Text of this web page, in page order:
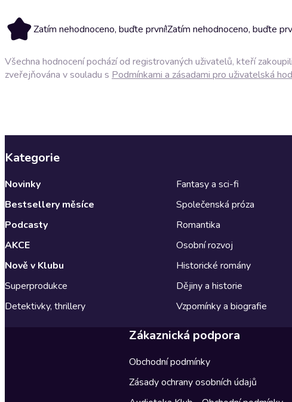
Zatím nehodnoceno, buďte první!Zatím nehodnoceno, buďte
Všechna hodnocení pochází od registrovaných uživatelů, kteří
zveřejňována v souladu s Podmínkami a zásadami pro uživatelská
Kategorie
Novinky
Bestsellery měsíce
Podcasty
AKCE
Nově v Klubu
Superprodukce
Detektivky, thrillery
Fantasy a sci-fi
Společenská próza
Romantika
Osobní rozvoj
Historické romány
Dějiny a historie
Vzpomínky a biografie
Zákaznická podpora
Obchodní podmínky
Zásady ochrany osobních údajů